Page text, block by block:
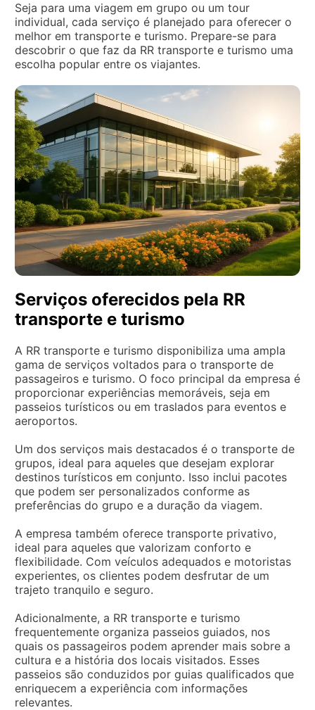
Seja para uma viagem em grupo ou um tour
individual, cada serviço é planejado para oferecer o
melhor em transporte e turismo. Prepare-se para
descobrir o que faz da RR transporte e turismo uma
escolha popular entre os viajantes.
Serviços oferecidos pela RR
transporte e turismo
A RR transporte e turismo disponibiliza uma ampla
gama de serviços voltados para o transporte de
passageiros e turismo. O foco principal da empresa é
proporcionar experiências memoráveis, seja em
passeios turísticos ou em traslados para eventos e
aeroportos.
Um dos serviços mais destacados é o transporte de
grupos, ideal para aqueles que desejam explorar
destinos turísticos em conjunto. Isso inclui pacotes
que podem ser personalizados conforme as
preferências do grupo e a duração da viagem.
A empresa também oferece transporte privativo,
ideal para aqueles que valorizam conforto e
flexibilidade. Com veículos adequados e motoristas
experientes, os clientes podem desfrutar de um
trajeto tranquilo e seguro.
Adicionalmente, a RR transporte e turismo
frequentemente organiza passeios guiados, nos
quais os passageiros podem aprender mais sobre a
cultura e a história dos locais visitados. Esses
passeios são conduzidos por guias qualificados que
enriquecem a experiência com informações
relevantes.